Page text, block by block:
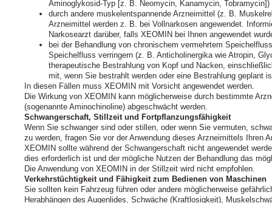
Aminoglykosid-Typ [z. B. Neomycin, Kanamycin, Tobramycin])
durch andere muskelentspannende Arzneimittel (z. B.
Arzneimittel werden z. B. bei Vollnarkosen angewendet.
Narkosearzt darüber, falls XEOMIN bei Ihnen angewendet
bei der Behandlung von chronischem vermehrtem
Speichelfluss verringern (z. B. Anticholinergika wie Atropin,
therapeutische Bestrahlung von Kopf und Nacken,
mit, wenn Sie bestrahlt werden oder eine Bestrahlung geplant
In diesen Fällen muss XEOMIN mit Vorsicht angewendet werden.
Die Wirkung von XEOMIN kann möglicherweise durch bestimmte
(sogenannte Aminochinoline) abgeschwächt werden.
Schwangerschaft, Stillzeit und Fortpflanzungsfähigkeit
Wenn Sie schwanger sind oder stillen, oder wenn Sie vermuten,
zu werden, fragen Sie vor der Anwendung dieses Arzneimittels Ihren
XEOMIN sollte während der Schwangerschaft nicht angewendet
dies erforderlich ist und der mögliche Nutzen der Behandlung das
Die Anwendung von XEOMIN in der Stillzeit wird nicht empfohlen.
Verkehrstüchtigkeit und Fähigkeit zum Bedienen von Maschinen
Sie sollten kein Fahrzeug führen oder andere möglicherweise
Herabhängen des Augenlides, Schwäche (Kraftlosigkeit),